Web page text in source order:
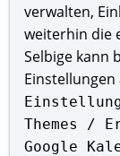
verwalten,
weiterhin die
Selbige kann
Themes /
Google